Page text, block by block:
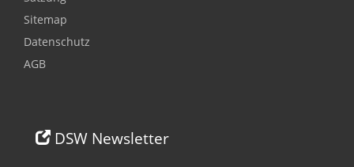
Sitemap
Datenschutz
AGB
DSW Newsletter